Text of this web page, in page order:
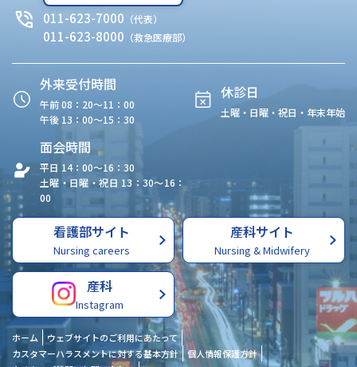
011-623-7000 （代表）
011-623-8000 （救急医療部）
外来受付時間
午前 08：20〜11：00
午後 13：00〜15：30
休診日
土曜・日曜・祝日・年末年始
面会時間
平日 14：00〜16：30
土曜・日曜・祝日 13：30〜16：
00
看護部サイト
Nursing careers
産科サイト
Nursing & Midwifery
産科
Instagram
ホーム
ウェブサイトのご利用にあたって
カスタマーハラスメントに対する基本方針
個人情報保護方針